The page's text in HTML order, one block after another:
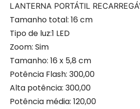
LANTERNA PORTÁTIL
Tamanho total: 16 cm
Tipo de luz:1 LED
Zoom: Sim
Tamanho: 16 x 5,8 cm
Potência Flash: 300,00
Alta potência: 300,00
Potência média: 120,00